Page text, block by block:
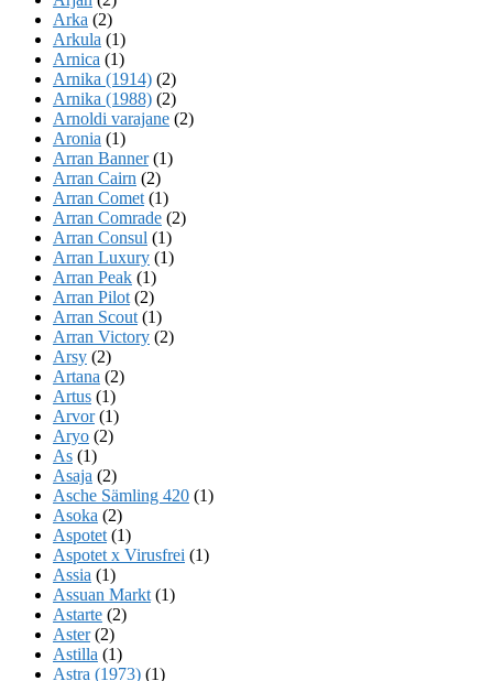
Arka (2)
Arkula (1)
Arnica (1)
Arnika (1914) (2)
Arnika (1988) (2)
Arnoldi varajane (2)
Aronia (1)
Arran Banner(1)
Arran Cairn (2)
Arran Comet (1)
Arran Comrade (2)
Arran Consul (1)
Arran Luxury (1)
Arran Peak (1)
Arran Pilot (2)
Arran Scout (1)
Arran Victory (2)
Arsy (2)
Artana (2)
Artus (1)
Arvor(1)
Aryo (2)
As (1)
Asaja (2)
Asche Sämling 420 (1)
Asoka (2)
Aspotet (1)
Aspotet x Virusfrei (1)
Assia (1)
Assuan Markt (1)
Astarte (2)
Aster(2)
Astilla (1)
Astra (1973) (1)